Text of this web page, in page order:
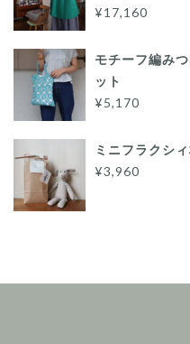
¥17,160
モチーフ編み
ット
¥5,170
ミニフラクシ
¥3,960